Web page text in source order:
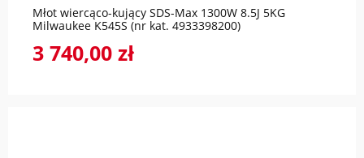
Młot wiercąco-kujący SDS-Max 1300W 8.5J 5KG
Milwaukee K545S (nr kat. 4933398200)
3 740,00 zł